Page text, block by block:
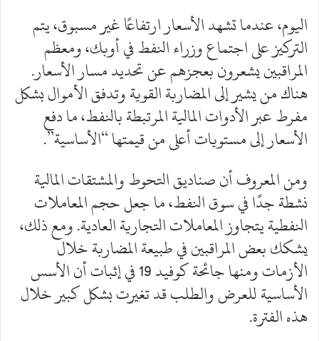
اليوم، عندما تشهد الأسعار ارتفاعًا غير مسبوق، يتم
التركيز على اجتماع وزراء النفط في أوبك، ومعظم
المراقبين يشعرون بعجزهم عن تحديد مسار الأسعار.
هناك من يشير إلى المضاربة القوية وتدفق الأموال بشكل
مفرط عبر الأدوات المالية المرتبطة بالنفط، ما دفع
الأسعار إلى مستويات أعلى من قيمتها “الأساسية”.
ومن المعروف أن صناديق التحوط والمشتقات المالية
نشطة جدًا في سوق النفط، ما جعل حجم المعاملات
النفطية يتجاوز المعاملات التجارية العادية. ومع ذلك،
يشكك بعض المراقبين في طبيعة المضاربة خلال
الأزمات ومنها جائحة كوفيد 19 في إثبات أن الأسس
الأساسية للعرض والطلب قد تغيرت بشكل كبير خلال
هذه الفترة.